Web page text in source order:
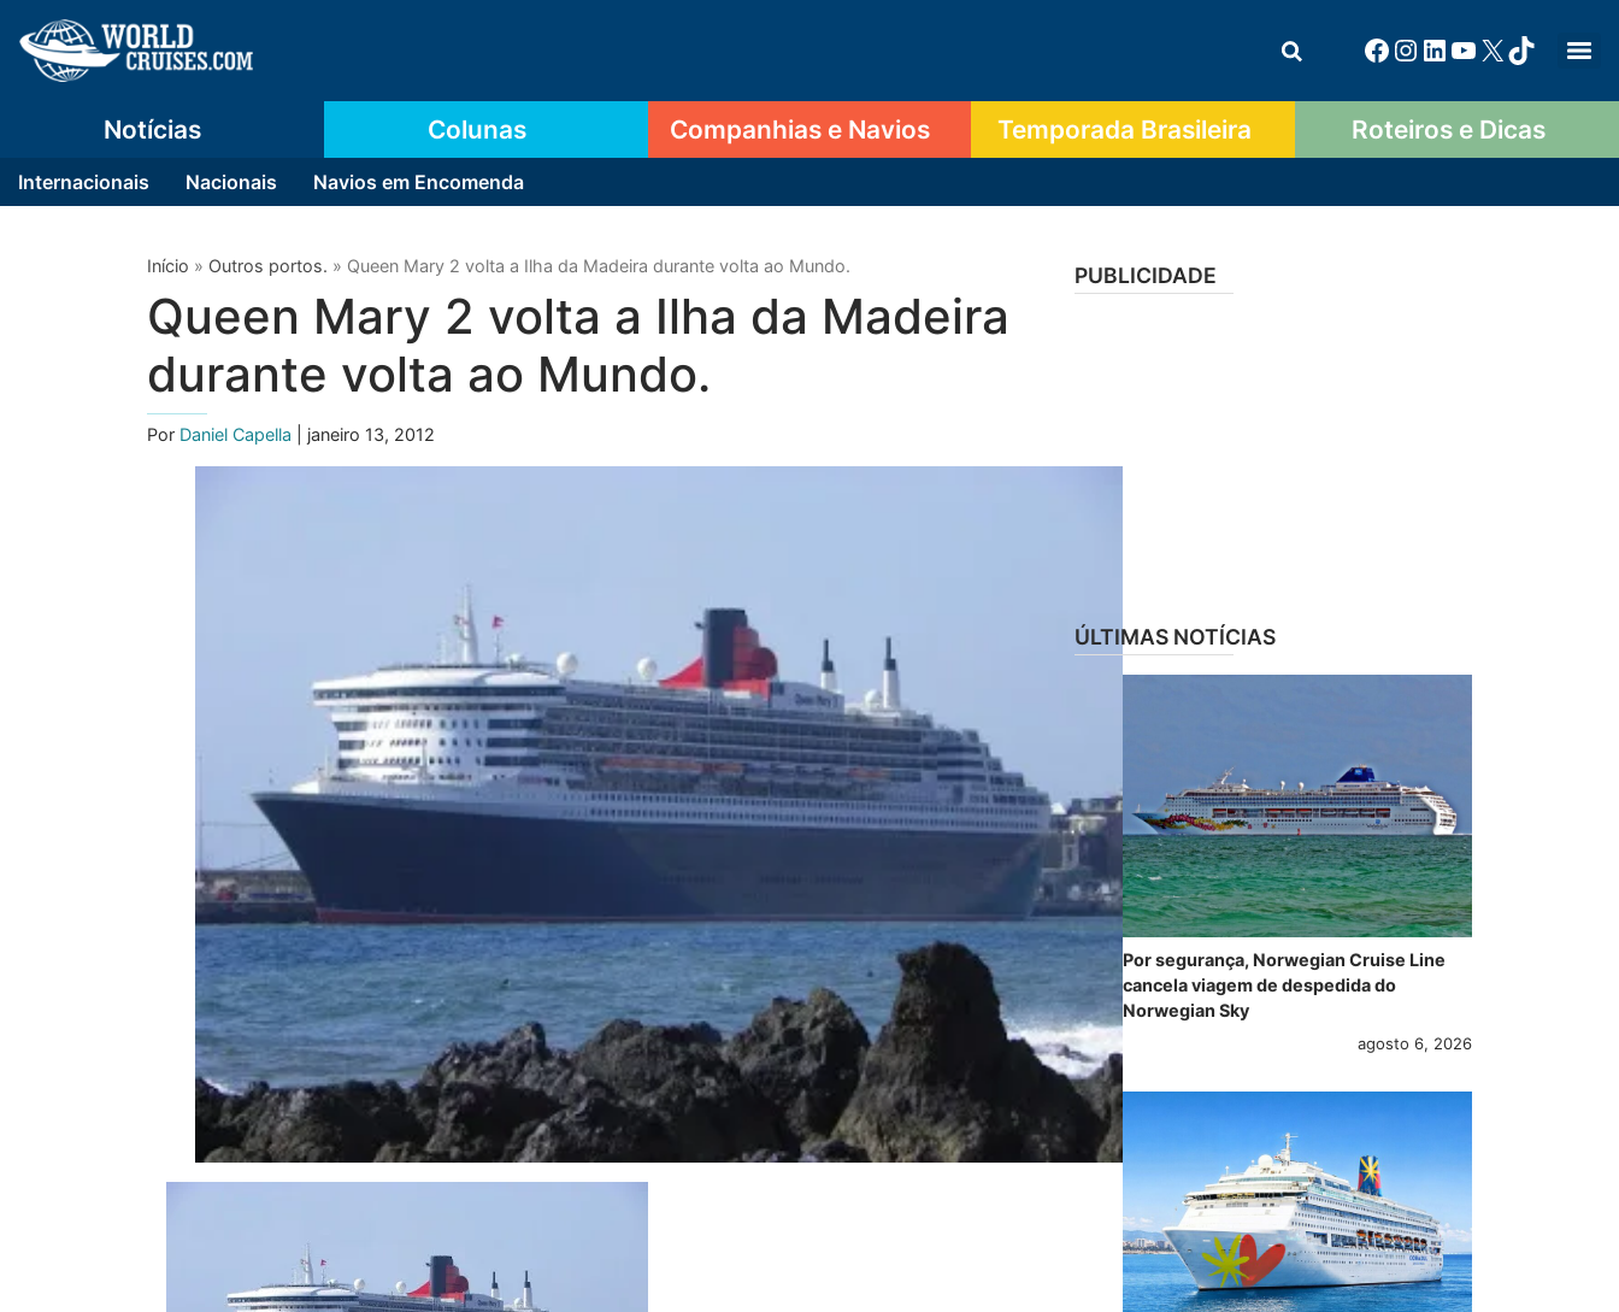
Notícias
Internacionais Nacionais Navios em Encomenda
Colunas Companhias e Navios Temporada Brasileira Roteiros e Dicas
Início » Outros portos. » Queen Mary 2 volta a Ilha da Madeira durante volta ao Mundo.
Queen Mary 2 volta a Ilha da Madeira
durante volta ao Mundo.
Por Daniel Capella | janeiro 13, 2012
PUBLICIDADE
ÚLTIMAS NOTÍCIAS
Por segurança, Norwegian Cruise Line
cancela viagem de despedida do
Norwegian Sky
agosto 6, 2026